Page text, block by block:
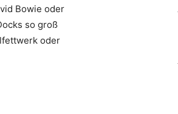
Bowie oder
so groß
oder